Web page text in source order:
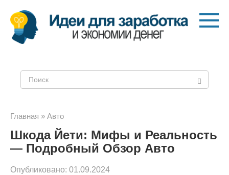
Перейти
контенту
Главная » Авто
Шкода Йети: Мифы и Реальность
— Подробный Обзор Авто
Опубликовано: 01.09.2024